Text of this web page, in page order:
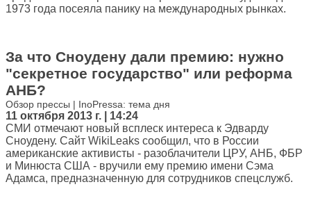
1973 года посеяла панику на международных рынках.
За что Сноудену дали премию: нужно
"секретное государство" или реформа
АНБ?
Обзор прессы | InoPressa: тема дня
11 октября 2013 г. | 14:24
СМИ отмечают новый всплеск интереса к Эдварду
Сноудену. Сайт WikiLeaks сообщил, что в России
американские активисты - разоблачители ЦРУ, АНБ, ФБР
и Минюста США - вручили ему премию имени Сэма
Адамса, предназначенную для сотрудников спецслужб.